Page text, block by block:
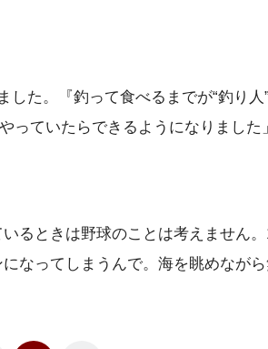
た。『釣って食べるまでが“釣り人
っていたらできるようになりました」
るときは野球のことは考えません
なってしまうんで。海を眺めながら